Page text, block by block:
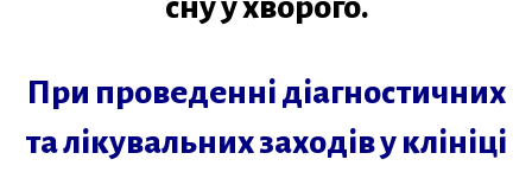
При проведенні діагностичних
та лікувальних заходів у клініці